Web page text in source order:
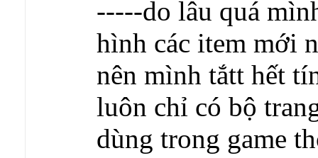
-----do lâu quá
hình các item mới
nên mình tắtt hết
luôn chỉ có bộ
dùng trong game